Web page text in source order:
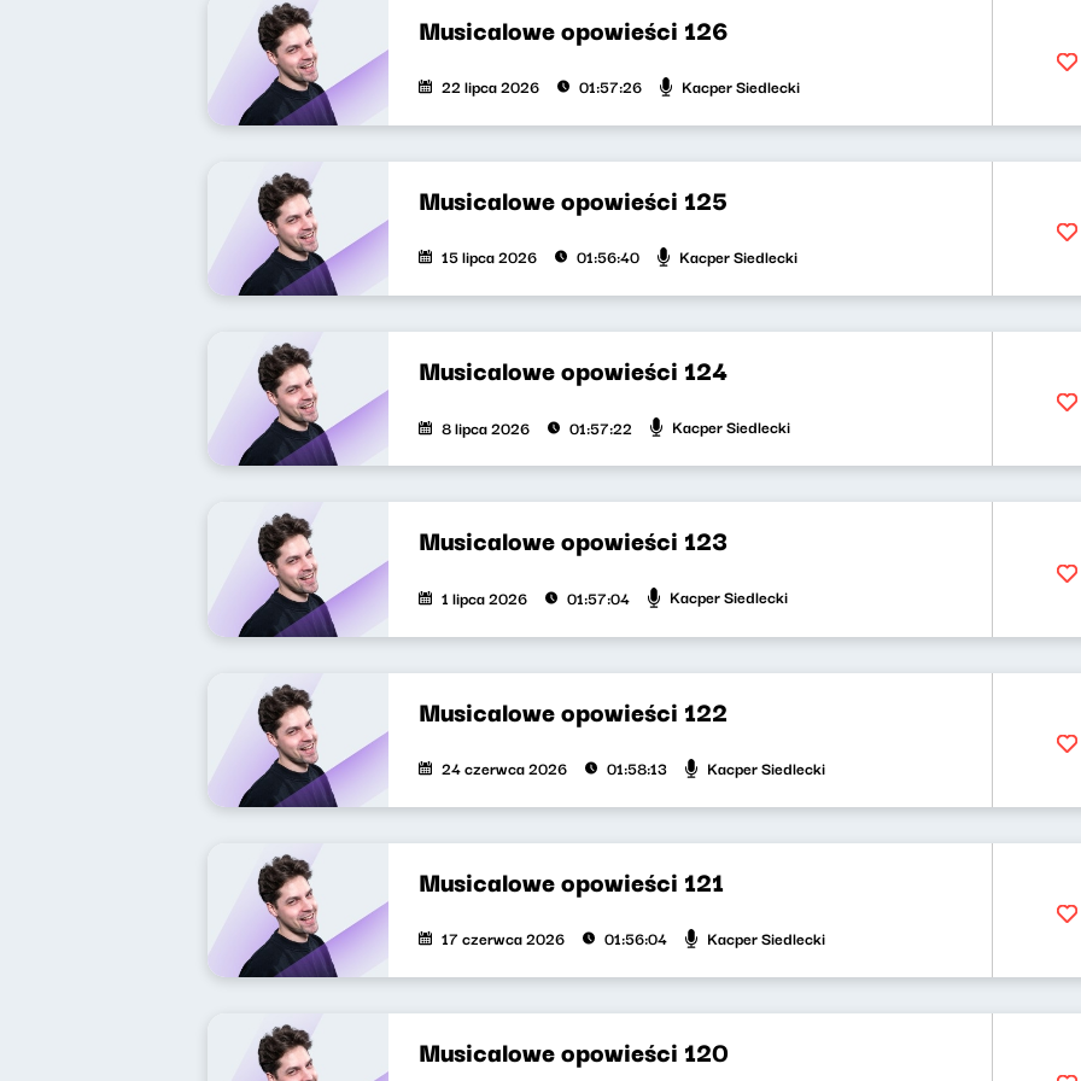
Musicalowe opowieści 126
22 lipca 2026 01:57:26 Kacper Siedlecki
Musicalowe opowieści 125
15 lipca 2026 01:56:40 Kacper Siedlecki
Musicalowe opowieści 124
8 lipca 2026 01:57:22 Kacper Siedlecki
Musicalowe opowieści 123
1 lipca 2026 01:57:04 Kacper Siedlecki
Musicalowe opowieści 122
24 czerwca 2026 01:58:13 Kacper Siedlecki
Musicalowe opowieści 121
17 czerwca 2026 01:56:04 Kacper Siedlecki
Musicalowe opowieści 120